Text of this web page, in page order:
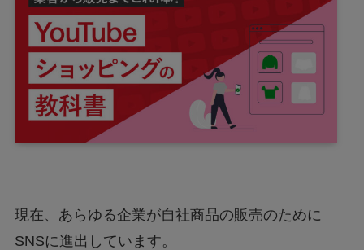
現在、あらゆる企業が自社商品の販売のために
SNSに進出しています。